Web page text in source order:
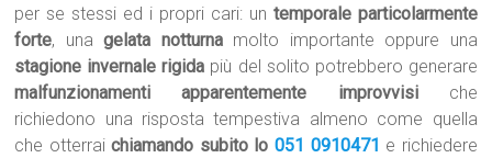
per se stessi ed i propri cari: un temporale particolarmente
forte, unagelata notturnamolto importante oppure una
stagione invernale rigida più del solito potrebbero generare
malfunzionamenti apparentemente improvvisiche
richiedono una risposta tempestiva almeno come quella
che otterraichiamando subito lo051 0910471 e richiedere